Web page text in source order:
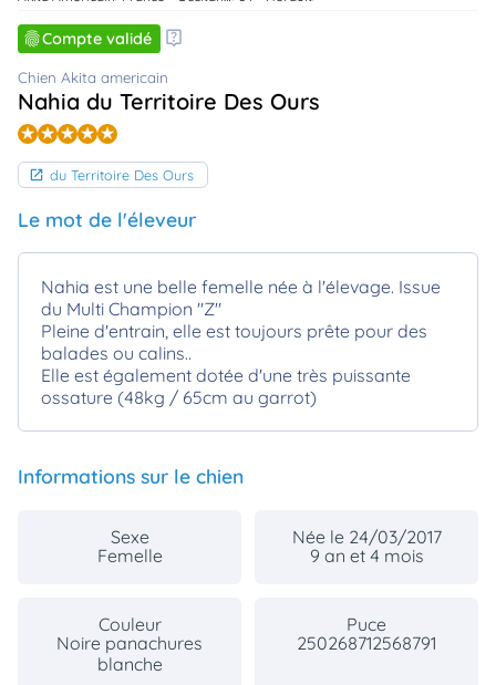
Connexion
Compte validé
Chien Akita americain
Nahia du Territoire Des Ours
du Territoire Des Ours
Le mot de l'éleveur
Nahia est une belle femelle née à l'élevage. Issue
du Multi Champion "Z"
Pleine d'entrain, elle est toujours prête pour des
balades ou calins..
Elle est également dotée d'une très puissante
ossature (48kg / 65cm au garrot)
Informations sur le chien
Sexe
Femelle
Née le 24/03/2017
9 an et 4 mois
Couleur
Noire panachures
blanche
Puce
250268712568791